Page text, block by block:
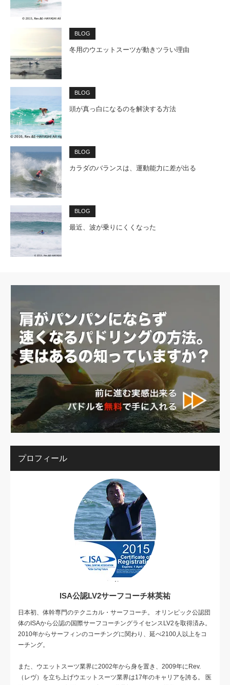
BLOG
冬用のウエットスーツが動きツラい理由
BLOG
頭が真っ白になるのを解決する方法
BLOG
カラダのバランスは、運動能力に差が出る
BLOG
最近、波が乗りにくくなった
プロフィール
ISA公認LV2サーフコーチ林英祐
日本初、体幹専門のテクニカル・サーフコーチ。 オリンピック公認団
体のISAから公認の国際サーフコーチングライセンスLV2を取得済み。
2010年からサーフィンのコーチングに関わり、延べ2100人以上をコ
ーチング。
また、ウエットスーツ業界に2002年から身を置き、2009年にRev.
（レヴ）を立ち上げウエットスーツ業界は17年のキャリアを誇る。 医